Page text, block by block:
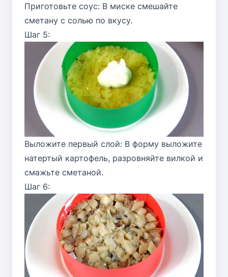
Приготовьте соус: В миске смешайте
сметану с солью по вкусу.
Шаг 5:
Выложите первый слой: В форму выложите
натертый картофель, разровняйте вилкой и
смажьте сметаной.
Шаг 6: